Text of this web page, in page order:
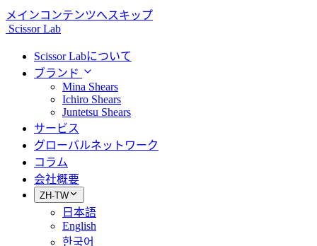
メインコンテンツへスキップ
Scissor Lab
Scissor Labについて
ブランド
Mina Shears
Ichiro Shears
Juntetsu Shears
サービス
グローバルネットワーク
コラム
会社概要
ZH-TW
日本語
English
한국어